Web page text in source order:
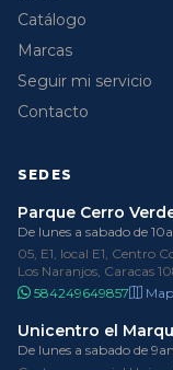
Catálogo
Marcas
Seguir mi servicio
Contacto
SEDES
Parque Cerro
De lunes a sabado de
05, E1, local E1, Centro
Los Naranjos, Caracas
584249649857
Unicentro el
De lunes a sabado de